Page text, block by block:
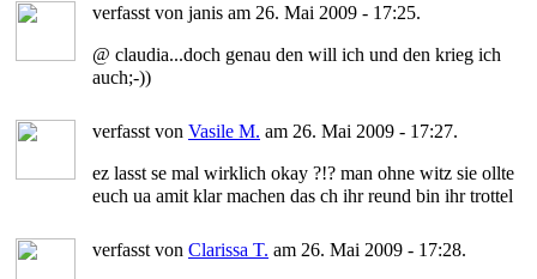
verfasst von janis am 26. Mai 2009 - 17:25.
@ claudia...doch genau den will ich und den krieg ich
auch;-))
verfasst von Vasile M. am 26. Mai 2009 - 17:27.
ez lasst se mal wirklich okay ?!? man ohne witz sie ollte
euch ua amit klar machen das ch ihr reund bin ihr trottel
verfasst von Clarissa T. am 26. Mai 2009 - 17:28.